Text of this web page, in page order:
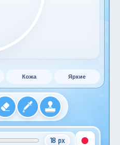
Кожа Яркие
18 px